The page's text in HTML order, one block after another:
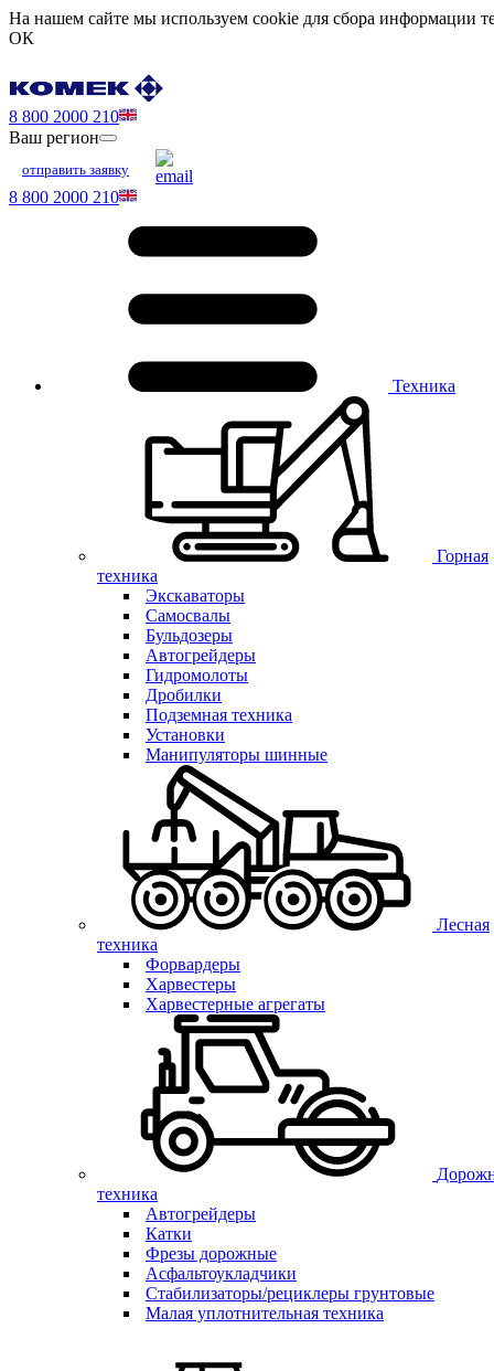
На нашем сайте мы используем cookie для сбора информации
ОК
8 800 2000 210
Ваш регион
отправить заявку
8 800 2000 210
Техника
Горная
техника
Экскаваторы
Самосвалы
Бульдозеры
Автогрейдеры
Гидромолоты
Дробилки
Подземная техника
Установки
Манипуляторы шинные
Лесная
техника
Форвардеры
Харвестеры
Харвестерные агрегаты
техника
Автогрейдеры
Катки
Фрезы дорожные
Асфальтоукладчики
Стабилизаторы/рециклеры грунтовые
Малая уплотнительная техника